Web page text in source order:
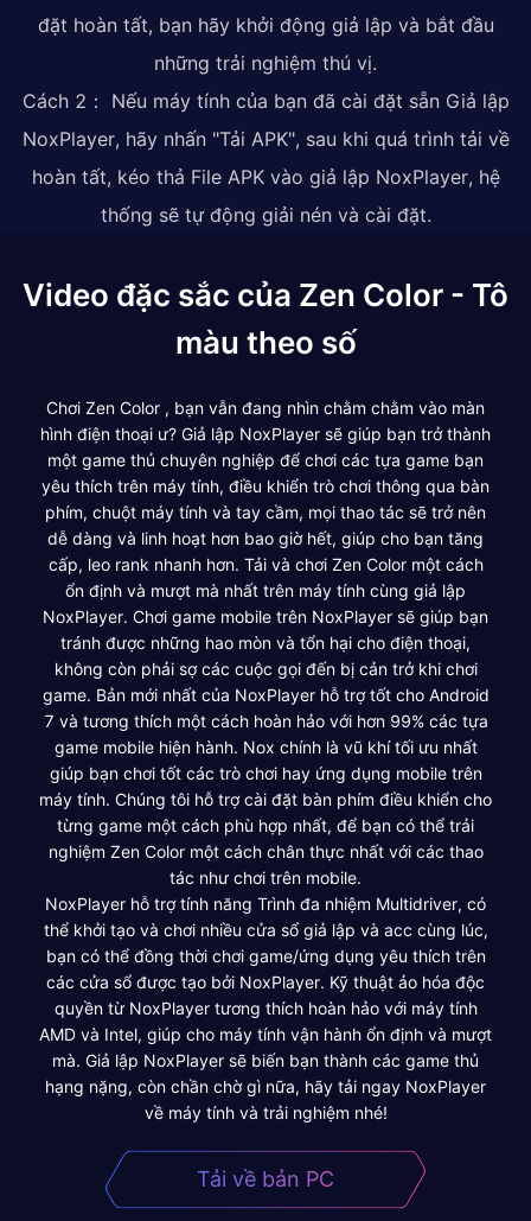
đặt hoàn tất, bạn hãy khởi động giả lập và bắt đầu
những trải nghiệm thú vị.
Cách 2： Nếu máy tính của bạn đã cài đặt sẵn Giả lập
NoxPlayer, hãy nhấn "Tải APK", sau khi quá trình tải về
hoàn tất, kéo thả File APK vào giả lập NoxPlayer, hệ
thống sẽ tự động giải nén và cài đặt.
Video đặc sắc của Zen Color - Tô
màu theo số
Chơi Zen Color , bạn vẫn đang nhìn chằm chằm vào màn
hình điện thoại ư? Giả lập NoxPlayer sẽ giúp bạn trở thành
một game thủ chuyên nghiệp để chơi các tựa game bạn
yêu thích trên máy tính, điều khiển trò chơi thông qua bàn
phím, chuột máy tính và tay cầm, mọi thao tác sẽ trở nên
dễ dàng và linh hoạt hơn bao giờ hết, giúp cho bạn tăng
cấp, leo rank nhanh hơn. Tải và chơi Zen Color một cách
ổn định và mượt mà nhất trên máy tính cùng giả lập
NoxPlayer. Chơi game mobile trên NoxPlayer sẽ giúp bạn
tránh được những hao mòn và tổn hại cho điện thoại,
không còn phải sợ các cuộc gọi đến bị cản trở khi chơi
game. Bản mới nhất của NoxPlayer hỗ trợ tốt cho Android
7 và tương thích một cách hoàn hảo với hơn 99% các tựa
game mobile hiện hành. Nox chính là vũ khí tối ưu nhất
giúp bạn chơi tốt các trò chơi hay ứng dụng mobile trên
máy tính. Chúng tôi hỗ trợ cài đặt bàn phím điều khiển cho
từng game một cách phù hợp nhất, để bạn có thể trải
nghiệm Zen Color một cách chân thực nhất với các thao
tác như chơi trên mobile.
NoxPlayer hỗ trợ tính năng Trình đa nhiệm Multidriver, có
thể khởi tạo và chơi nhiều cửa sổ giả lập và acc cùng lúc,
bạn có thể đồng thời chơi game/ứng dụng yêu thích trên
các cửa sổ được tạo bởi NoxPlayer. Kỹ thuật ảo hóa độc
quyền từ NoxPlayer tương thích hoàn hảo với máy tính
AMD và Intel, giúp cho máy tính vận hành ổn định và mượt
mà. Giả lập NoxPlayer sẽ biến bạn thành các game thủ
hạng nặng, còn chần chờ gì nữa, hãy tải ngay NoxPlayer
về máy tính và trải nghiệm nhé!
Tải về bản PC